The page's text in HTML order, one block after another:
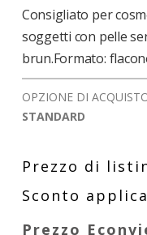
Consigliato per
soggetti con pelle
brun.Formato:
OPZIONE DI
STANDARD